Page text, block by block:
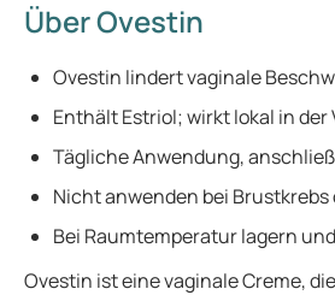
Über Ovestin
Ovestin lindert vaginale
Enthält Estriol; wirkt lokal in der
Tägliche Anwendung,
Nicht anwenden bei
Bei Raumtemperatur lagern
Ovestin ist eine vaginale Creme,